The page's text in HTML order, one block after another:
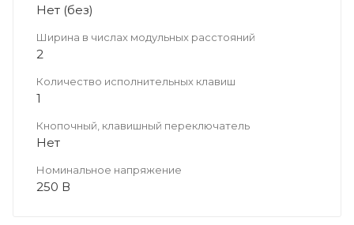
Нет (без)
Ширина в числах модульных расстояний
2
Количество исполнительных клавиш
1
Кнопочный, клавишный переключатель
Нет
Номинальное напряжение
250 В